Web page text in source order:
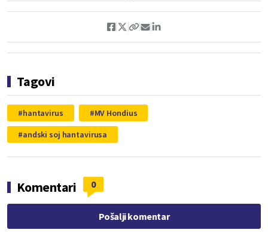
Tagovi
hantavirus
MV Hondius
andski soj hantavirusa
Komentari 0
Pošalji komentar